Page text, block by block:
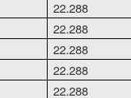
22.288
22.288
22.288
22.288
22.288